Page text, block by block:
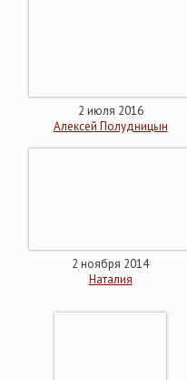
2 июля 2016
Алексей Полудницын
2 ноября 2014
Наталия